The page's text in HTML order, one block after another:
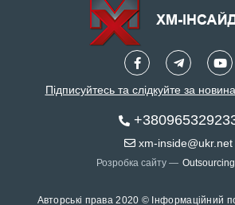
Підписуйтесь та слідкуйте за
xm-inside@ukr.net
Розробка сайту —
Авторські права 2020 © Інформаційний